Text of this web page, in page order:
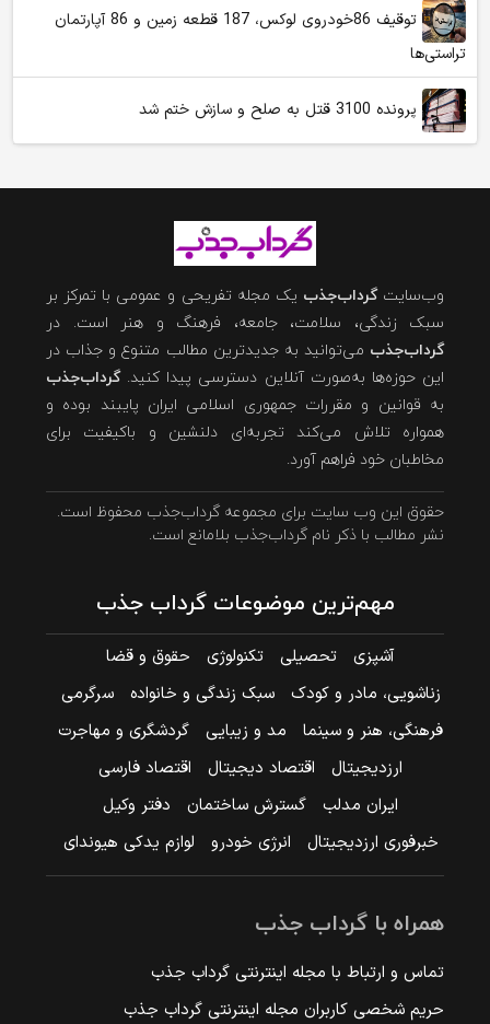
توقیف 86خودروی لوکس، 187 قطعه زمین و 86 آپارتمان
تراستی‌ها
پرونده 3100 قتل به صلح و سازش ختم شد
وب‌سایتگرداب‌جذب یک مجله تفریحی و عمومی با تمرکز بر
سبک زندگی، سلامت، جامعه، فرهنگ و هنر است. در
گرداب‌جذب می‌توانید به جدیدترین مطالب متنوع و جذاب در
این حوزه‌ها به‌صورت آنلاین دسترسی پیدا کنید.گرداب‌جذب
به قوانین و مقررات جمهوری اسلامی ایران پایبند بوده و
همواره تلاش می‌کند تجربه‌ای دلنشین و باکیفیت برای
مخاطبان خود فراهم آورد.
حقوق این وب سایت برای مجموعه گرداب‌جذب محفوظ است.
نشر مطالب با ذکر نام گرداب‌جذب بلامانع است.
مهم‌ترین موضوعات گرداب جذب
آشپزی تحصیلی تکنولوژی
حقوق و قضا
زناشویی، مادر و کودک
سبک زندگی و خانواده
سرگرمی
فرهنگی، هنر و سینما
مد و زیبایی
گردشگری و مهاجرت
ارزدیجیتال
اقتصاد دیجیتال
اقتصاد فارسی
ایران مدلب
گسترش ساختمان
دفتر وکیل
خبرفوری ارزدیجیتال
انرژی خودرو لوازم یدکی هیوندای
همراه با گرداب جذب
تماس و ارتباط با مجله اینترنتی گرداب جذب
حریم شخصی کاربران مجله اینترنتی گرداب جذب